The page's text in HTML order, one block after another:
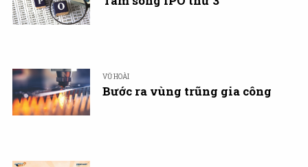
VŨ HOÀI
Bước ra vùng trũng gia công